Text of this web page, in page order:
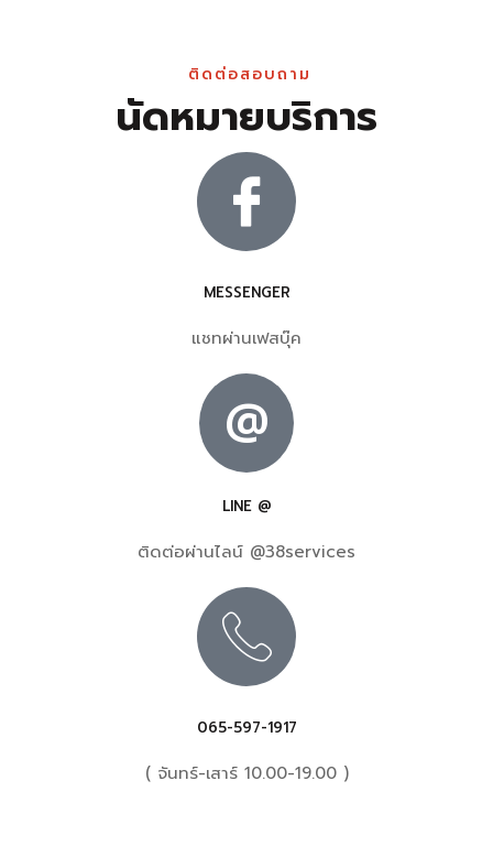
ติดต่อสอบถาม
นัดหมายบริการ
MESSENGER
แชทผ่านเฟสบุ๊ค
@
LINE @
ติดต่อผ่านไลน์ @38services
065-597-1917
( จันทร์-เสาร์ 10.00-19.00 )